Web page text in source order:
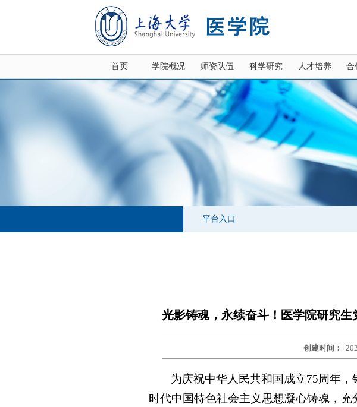
首页 学院概况 师资队伍 科学研究 人才培养 合
平台入口
光影铸魂，永续奋斗！医学院研究
创建时间：
为庆祝中华人民共和国成立75周年
时代中国特色社会主义思想凝心铸魂，